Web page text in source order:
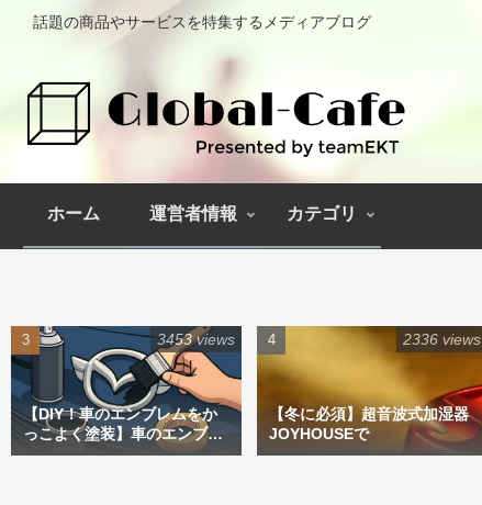
話題の商品やサービスを特集するメディアブログ
ホーム 運営者情報 カテゴリ
【DIY！車のエンブレムをか
っこよく塗装】車のエンブレ
ム塗装｜道具と失敗しない手
3453 views
【冬に必須】超音波式加湿器
JOYHOUSEで
2336 views